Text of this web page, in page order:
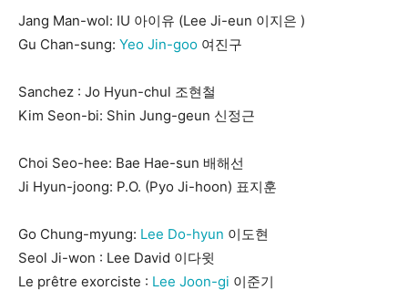
Jang Man-wol: IU 아이유 (Lee Ji-eun 이지은 )
Gu Chan-sung: Yeo Jin-goo 여진구
Sanchez : Jo Hyun-chul 조현철
Kim Seon-bi: Shin Jung-geun 신정근
Choi Seo-hee: Bae Hae-sun 배해선
Ji Hyun-joong: P.O. (Pyo Ji-hoon) 표지훈
Go Chung-myung: Lee Do-hyun 이도현
Seol Ji-won : Lee David 이다윗
Le prêtre exorciste : Lee Joon-gi 이준기